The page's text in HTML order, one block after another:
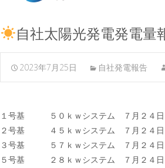
自社太陽光発電発電量
2023年7月25日 自社発電報告
１号基 ５０ｋｗシステム ７月２４
２号基 ４５ｋｗシステム ７月
３号基 ５７ｋｗシステム ７月
５号基 ２８ｋｗシステム ７月２４日